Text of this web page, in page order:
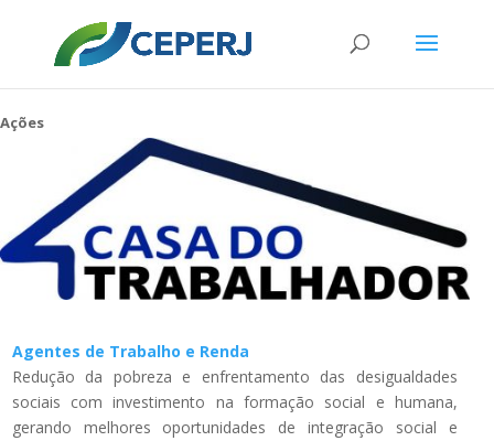
Ações
Agentes de Trabalho e Renda
Redução da pobreza e enfrentamento das desigualdades
sociais com investimento na formação social e humana,
gerando melhores oportunidades de integração social e